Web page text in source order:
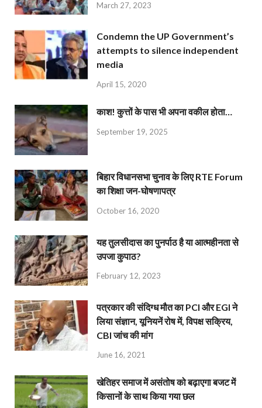
March 27, 2023
Condemn the UP Government’s
attempts to silence independent
media
April 15, 2020
काश! कुत्तों के पास भी अपना वकील होता…
September 19, 2025
बिहार विधानसभा चुनाव के लिए RTE Forum
का शिक्षा जन-घोषणापत्र
October 16, 2020
यह तुलसीदास का पुनर्पाठ है या आत्महीनता से
उपजा कुपाठ?
February 12, 2023
पत्रकार की संदिग्ध मौत का PCI और EGI ने
लिया संज्ञान, यूनियनें रोष में, विपक्ष सक्रिय,
CBI जांच की मांग
June 16, 2021
खेतिहर समाज में असंतोष को बढ़ाएगा बजट में
किसानों के साथ किया गया छल